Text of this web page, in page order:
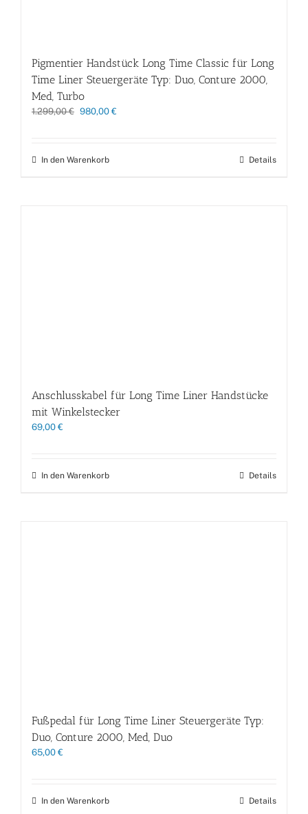
Pigmentier Handstück Long Time Classic für Long
Time Liner Steuergeräte Typ: Duo, Conture 2000,
Med, Turbo
1.299,00€ Ursprünglicher
980,00 €
In den Warenkorb Details
Anschlusskabel für Long Time Liner Handstücke
mit Winkelstecker
69,00 €
In den Warenkorb Details
Fußpedal für Long Time Liner Steuergeräte Typ:
Duo, Conture 2000, Med, Duo
65,00 €
In den Warenkorb Details